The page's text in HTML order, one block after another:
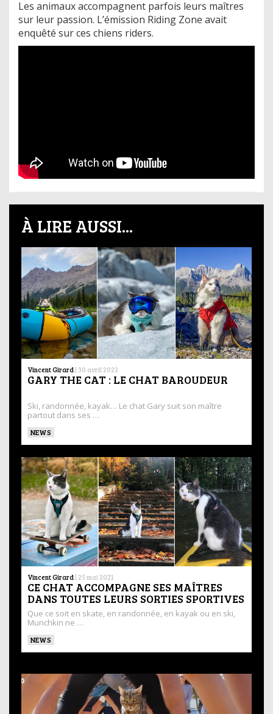
Les animaux accompagnent parfois leurs maîtres
sur leur passion. L’émission Riding Zone avait
enquêté sur ces chiens riders.
À LIRE AUSSI...
Vincent Girard | 30 avril 2022
GARY THE CAT : LE CHAT BAROUDEUR
Ski, randonnée, kayak… Le chat Gary suit son maître
partout dans ses …
NEWS
Vincent Girard | 25 mai 2021
CE CHAT ACCOMPAGNE SES MAÎTRES
DANS TOUTES LEURS SORTIES SPORTIVES
Que ce soit en skate, en randonnée, en kayak ou en ski,
Munchkin ne …
NEWS